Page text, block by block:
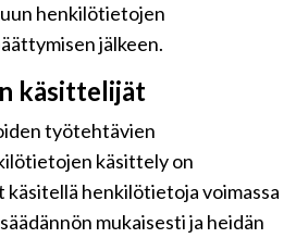
henkilötietojen
jälkeen.
käsittelijät
työtehtävien
käsittely on
henkilötietoja voimassa
mukaisesti ja heidän